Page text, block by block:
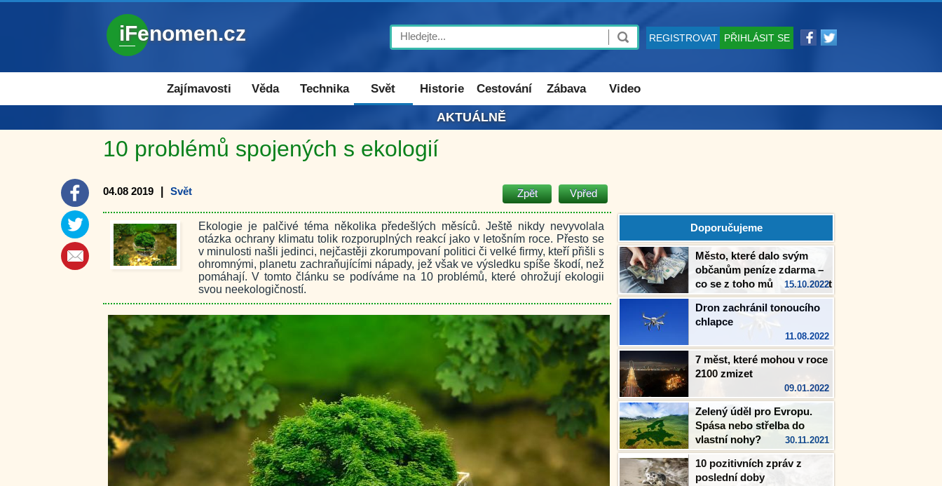
iFenomen.cz REGISTROVAT PŘIHLÁSIT SE
Search
Zajímavosti Věda Technika Svět Historie Cestování Zábava Video
AKTUÁLNĚ
Doporučujeme
Město, které dalo svým
občanům peníze zdarma –
co se z toho můžeme naučit
15.10.2022
Dron zachránil tonoucího
chlapce
11.08.2022
7 měst, které mohou v roce
2100 zmizet
09.01.2022
Zelený úděl pro Evropu.
Spása nebo střelba do
vlastní nohy?
30.11.2021
10 pozitivních zpráv z
poslední doby
10 problémů spojených s ekologií
Zpět Vpřed
04.08 2019 Svět
Ekologie je palčivé téma několika předešlých měsíců. Ještě nikdy nevyvolala
otázka ochrany klimatu tolik rozporuplných reakcí jako v letošním roce. Přesto se
v minulosti našli jedinci, nejčastěji zkorumpovaní politici či velké firmy, kteří přišli s
ohromnými, planetu zachraňujícími nápady, jež však ve výsledku spíše škodí, než
pomáhají. V tomto článku se podíváme na 10 problémů, které ohrožují ekologii
svou neekologičností.